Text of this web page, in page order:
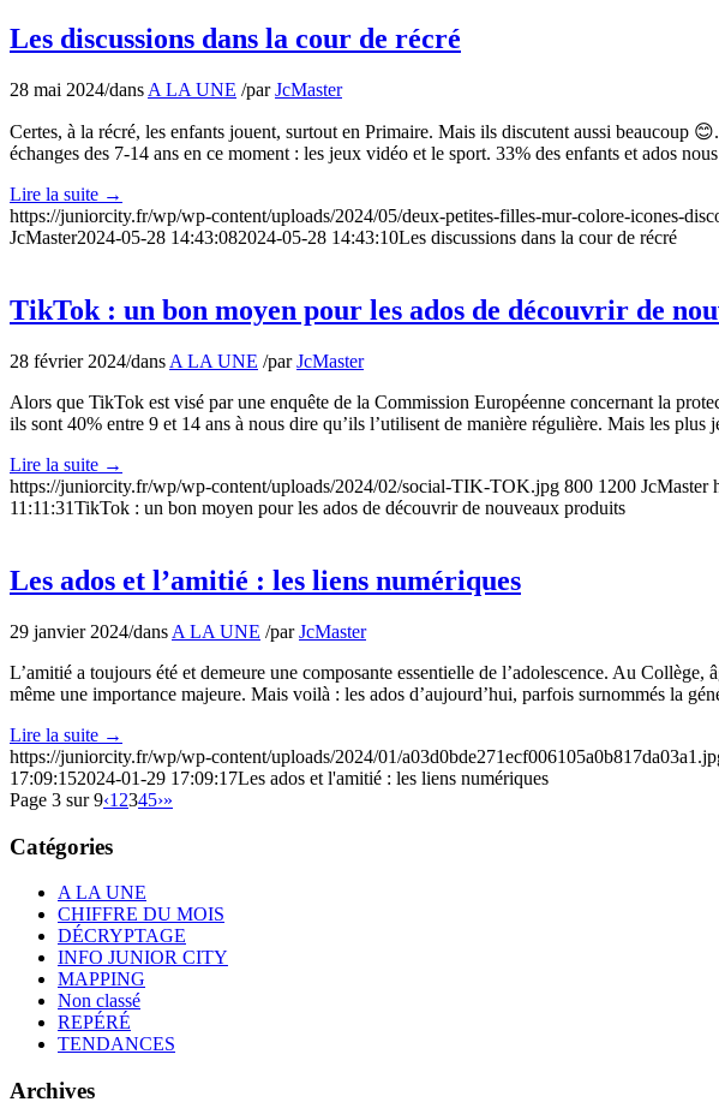
Les discussions dans la cour de récré
28 mai 2024/dans A LA UNE /parJcMaster
Certes, à la récré, les enfants jouent, surtout en Primaire. Mais ils discutent aussi beaucoup
échanges des 7-14 ans en ce moment : les jeux vidéo et le sport. 33% des enfants et ados
Lire la suite →
https://juniorcity.fr/wp/wp-content/uploads/2024/05/deux-petites-filles-mur-colore-icones-
JcMaster2024-05-28 14:43:082024-05-28 14:43:10Les discussions dans la cour de récré
TikTok : un bon moyen pour les ados de découvrir de
28 février 2024/dans A LA UNE /parJcMaster
Alors que TikTok est visé par une enquête de la Commission Européenne concernant la
ils sont 40% entre 9 et 14 ans à nous dire qu’ils l’utilisent de manière régulière. Mais les
Lire la suite →
https://juniorcity.fr/wp/wp-content/uploads/2024/02/social-TIK-TOK.jpg 800 1200 JcMaster
11:11:31TikTok : un bon moyen pour les ados de découvrir de nouveaux produits
Les ados et l’amitié : les liens numériques
29 janvier 2024/dans A LA UNE /parJcMaster
L’amitié a toujours été et demeure une composante essentielle de l’adolescence. Au
même une importance majeure. Mais voilà : les ados d’aujourd’hui, parfois surnommés la
Lire la suite →
https://juniorcity.fr/wp/wp-content/uploads/2024/01/
17:09:152024-01-29 17:09:17Les ados et l'amitié : les liens numériques
Page 3 sur 9‹1 2345›»
Catégories
A LA UNE
CHIFFRE DU MOIS
DÉCRYPTAGE
INFO JUNIOR CITY
MAPPING
Non classé
REPÉRÉ
TENDANCES
Archives